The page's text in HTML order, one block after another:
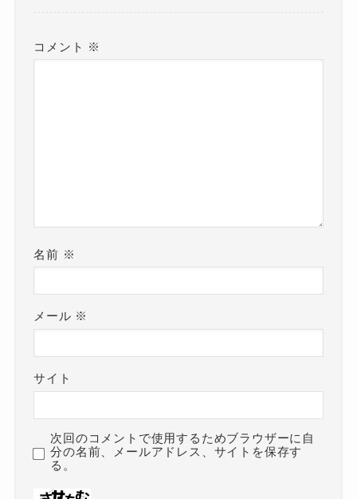
コメント ※
名前 ※
メール ※
サイト
次回のコメントで使用するためブラウザーに自
分の名前、メールアドレス、サイトを保存す
る。